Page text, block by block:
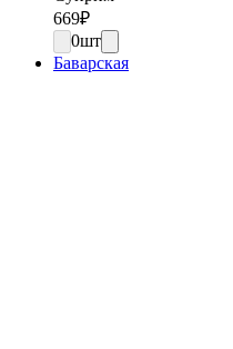
669₽
0шт
Баварская